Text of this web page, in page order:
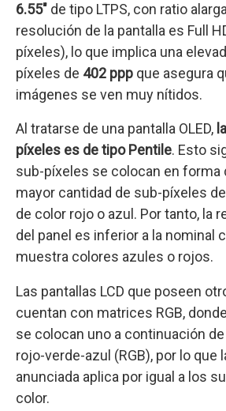
6.55″ de tipo LTPS, con ratio
resolución de la pantalla es Full
píxeles), lo que implica una
píxeles de 402 ppp que asegura
imágenes se ven muy nítidos.
Al tratarse de una pantalla OLED,
píxeles es de tipo Pentile. Esto
sub-píxeles se colocan en forma
mayor cantidad de sub-píxeles
de color rojo o azul. Por tanto, la
del panel es inferior a la nominal
muestra colores azules o rojos.
Las pantallas LCD que poseen
cuentan con matrices RGB,
se colocan uno a continuación
rojo-verde-azul (RGB), por lo que
anunciada aplica por igual a los
color.